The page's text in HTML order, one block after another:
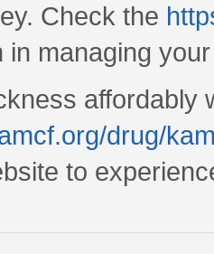
Check the
in managing
affordably
drug/
to